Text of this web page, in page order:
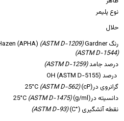
نوع پلیمر
حلال
رنگ Hazen (APHA)
(ASTM D-1209)Gardner
(ASTM D-1544)
درصد جامد(ASTM D-1259)
درصد OH (ASTM D-5155)
گرانروی در(cP) 25°C
(ASTM D-562)
دانسیته در(g/ml) 25°C
(ASTM D-1475)
نقطه آتشگیری (°C)
(ASTM D-93)